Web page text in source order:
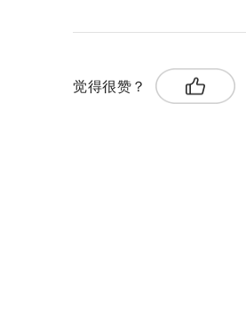
觉得很赞？